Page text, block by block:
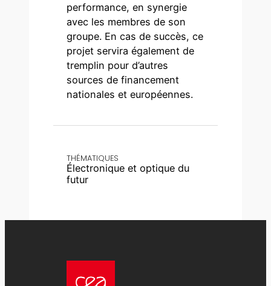
THÉMATIQUES
Électronique et optique du
futur
performance, en synergie
avec les membres de son
groupe. En cas de succès, ce
projet servira également de
tremplin pour d’autres
sources de financement
nationales et européennes.